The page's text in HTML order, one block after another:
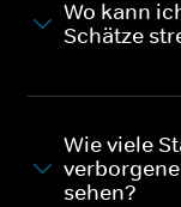
Wo kann
Schätze
Wie viele
sehen?